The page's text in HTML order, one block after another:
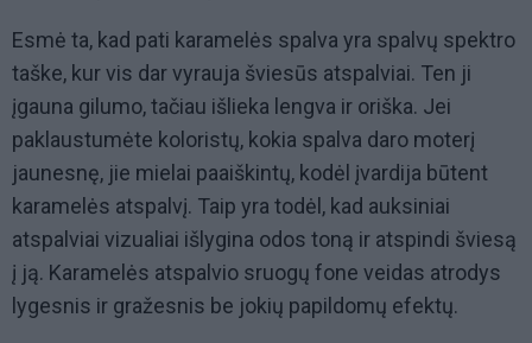
Esmė ta, kad pati karamelės spalva yra spalvų spektro
taške, kur vis dar vyrauja šviesūs atspalviai. Ten ji
įgauna gilumo, tačiau išlieka lengva ir oriška. Jei
paklaustumėte koloristų, kokia spalva daro moterį
jaunesnę, jie mielai paaiškintų, kodėl įvardija būtent
karamelės atspalvį. Taip yra todėl, kad auksiniai
atspalviai vizualiai išlygina odos toną ir atspindi šviesą
į ją. Karamelės atspalvio sruogų fone veidas atrodys
lygesnis ir gražesnis be jokių papildomų efektų.